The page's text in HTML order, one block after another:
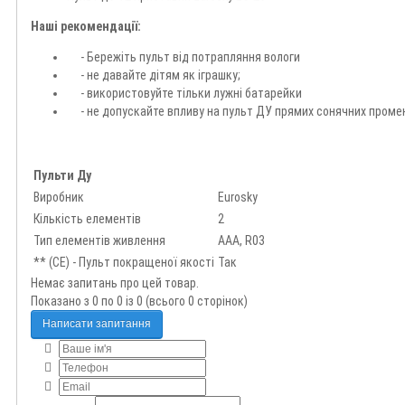
Детальні умови
Наші рекомендації:
- Бережіть пульт від потрапляння вологи
- не давайте дітям як іграшку;
- використовуйте тільки лужні батарейки
- не допускайте впливу на пульт ДУ прямих сонячних
Пульти Ду
Виробник
Eurosky
Кількість елементів
2
Тип елементів живлення
AAA, R03
** (CE) - Пульт покращеної якості Так
Немає запитань про цей товар.
Показано з 0 по 0 із 0 (всього 0 сторінок)
Написати запитання